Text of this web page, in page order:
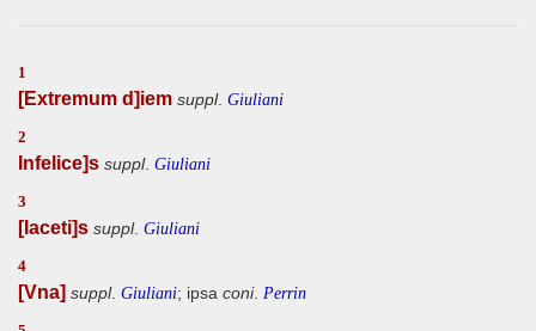
1
[Extremum d]iem suppl. Giuliani
2
Infelice]s suppl. Giuliani
3
[Iaceti]s suppl. Giuliani
4
[Vna] suppl. Giuliani; ipsa coni. Perrin